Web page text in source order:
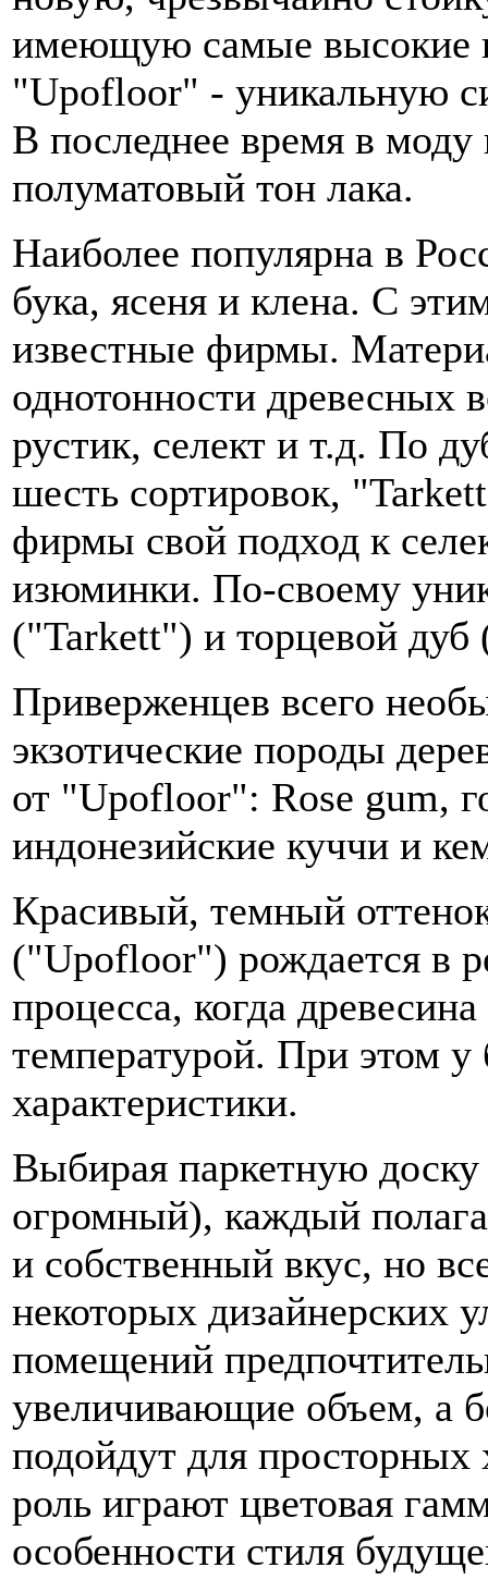
имеющую самые высокие
"Upofloor" - уникальную
В последнее время в
полуматовый тон лака.
Наиболее популярна в
бука, ясеня и клена. С
известные фирмы.
однотонности древесных
рустик, селект и т.д. По
шесть сортировок,
фирмы свой подход к
изюминки. По-своему
("Tarkett") и торцевой
Приверженцев всего
экзотические породы
от "Upofloor": Rose gum,
индонезийские куччи и
Красивый, темный
("Upofloor") рождается в
процесса, когда
температурой. При этом
характеристики.
Выбирая паркетную
огромный), каждый
и собственный вкус, но
некоторых дизайнерских
помещений
увеличивающие объем, а
подойдут для
роль играют цветовая
особенности стиля